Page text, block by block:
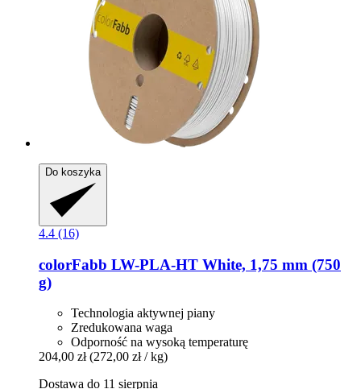
Do koszyka
4.4 (16)
colorFabb LW-​PLA-​HT White, 1,75 mm (750
g)
Technologia aktywnej piany
Zredukowana waga
Odporność na wysoką temperaturę
204,00 zł (272,00 zł / kg)
Dostawa do 11 sierpnia